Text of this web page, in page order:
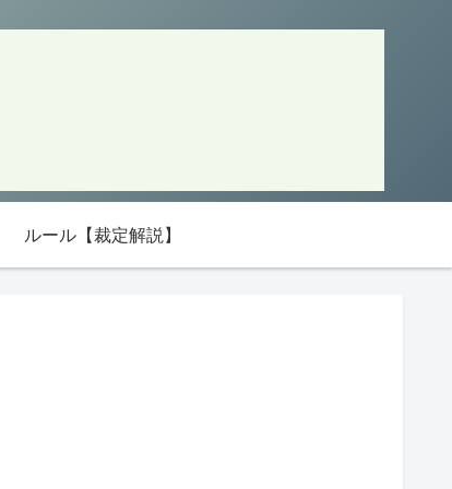
ルール【裁定解説】